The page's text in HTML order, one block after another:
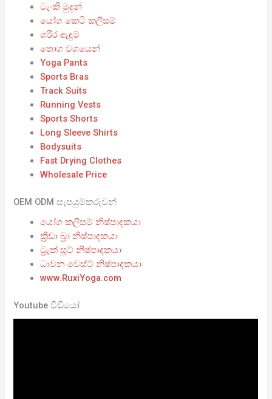
ටැංකි මුදුන්
යෝග කෙටි කලිසම්
ශරීර ඇඳුම්
තොග වශයෙන්
Yoga Pants
Sports Bras
Track Suits
Running Vests
Sports Shorts
Long Sleeve Shirts
Bodysuits
Fast Drying Clothes
Wholesale Price
OEM ODM සැපයුම්කරුවන්
යෝග කලිසම් නිෂ්පාදකයා
ක්‍රීඩා බ්‍රා නිෂ්පාදකයා
ට්‍රැක් සූට් නිෂ්පාදකයා
ධාවන වෙස්ට් නිෂ්පාදකයා
www.RuxiYoga.com
Youtube වීඩියෝ